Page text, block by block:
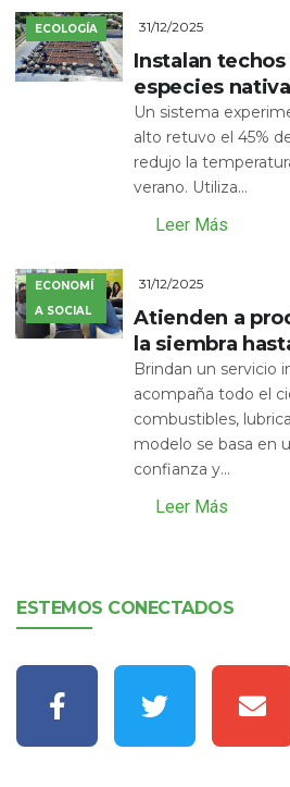
ECOLOGÍA 31/12/2025
Instalan
especies
Un sistema
alto retuvo el 45%
redujo la
verano. Utiliza...
Leer Más
ECONOMÍ
A SOCIAL
31/12/2025
Atienden a
la siembra
Brindan un servicio
acompaña todo el
combustibles,
modelo se basa en
confianza y...
Leer Más
ESTEMOS CONECTADOS